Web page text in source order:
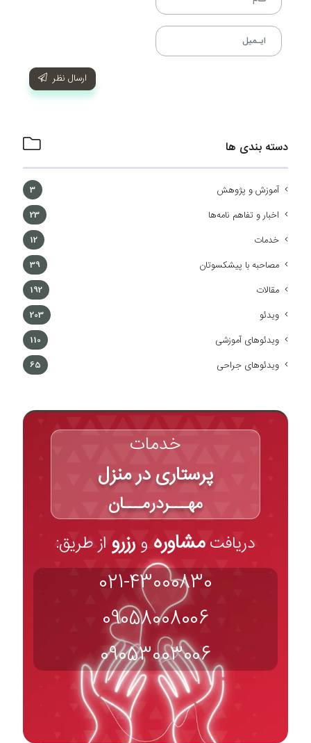
ارسال نظر
دسته بندی ها
آموزش و پژوهش 3
اخبار و تفاهم نامه‌ها 23
خدمات 12
مصاحبه با پیشکسوتان 39
مقالات 192
ویدئو 203
ویدئوهای آموزشی 110
ویدئوهای جراحی 65
خدمات
پرستاری در منزل
مهـــردرمـــان
دریافتمشاوره و رزرو از طریق:
021-43000830
09058008006
09053003006